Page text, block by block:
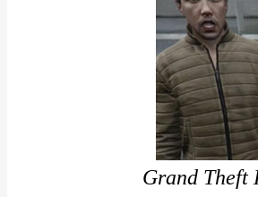
Grand Theft